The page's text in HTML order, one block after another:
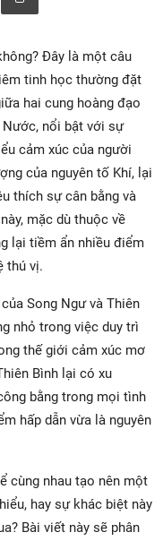
Đây là một câu
tinh học thường đặt
hai cung hoàng đạo
Nước, nổi bật với sự
cảm xúc của người
của nguyên tố Khí, lại
thích sự cân bằng và
mặc dù thuộc về
lại tiềm ẩn nhiều điểm
thú vị.
Song Ngư và Thiên
nhỏ trong việc duy trì
thế giới cảm xúc mơ
Bình lại có xu
bằng trong mọi tình
hấp dẫn vừa là nguyên
cùng nhau tạo nên một
hay sự khác biệt này
Bài viết này sẽ phân